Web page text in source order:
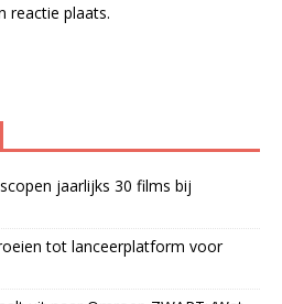
reactie plaats.
jaarlijks 30 films bij
tot lanceerplatform voor